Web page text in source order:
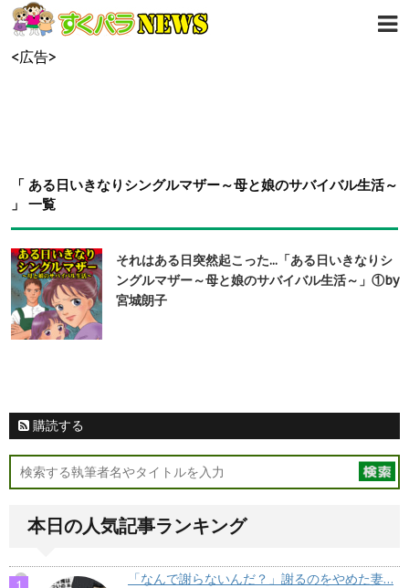
<広告>
「 ある日いきなりシングルマザー～母と娘のサバイバル生活～
」 一覧
それはある日突然起こった...「ある日いきなりシ
ングルマザー～母と娘のサバイバル生活～」①by
宮城朗子
購読する
本日の人気記事ランキング
「なんで謝らないんだ？」謝るのをやめた妻…